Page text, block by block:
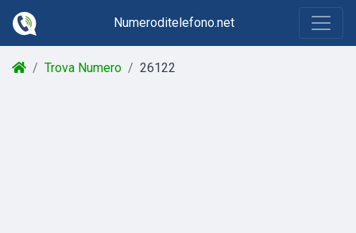
Numeroditelefono.net
Trova Numero 26122